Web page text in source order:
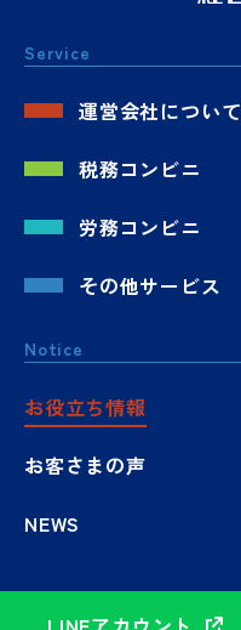
Service
運営会社について
税務コンビニ
労務コンビニ
その他サービス
Notice
お役立ち情報
お客さまの声
NEWS